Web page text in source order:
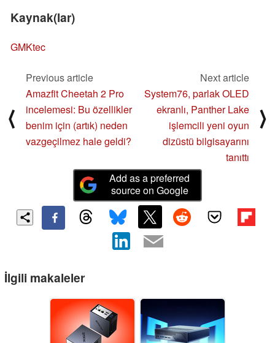
Kaynak(lar)
GMKtec
⟨
Previous article
Amazfit Cheetah 2 Pro
incelemesi: Bu özellikler
benim için (artık) neden
vazgeçilmez hale geldi?
Next article
System76, parlak OLED
ekranlı, Panther Lake
işlemcili yeni oyun
dizüstü bilgisayarını
tanıttı
⟩
Add as a preferred
source on Google
İlgili makaleler